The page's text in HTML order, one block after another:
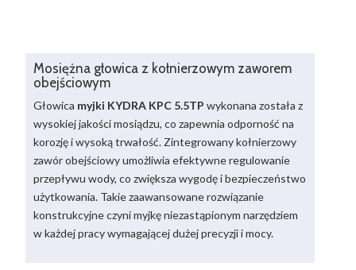
Mosiężna głowica z kołnierzowym zaworem
obejściowym
Głowica myjki KYDRA KPC 5.5TP wykonana została z
wysokiej jakości mosiądzu, co zapewnia odporność na
korozję i wysoką trwałość. Zintegrowany kołnierzowy
zawór obejściowy umożliwia efektywne regulowanie
przepływu wody, co zwiększa wygodę i bezpieczeństwo
użytkowania. Takie zaawansowane rozwiązanie
konstrukcyjne czyni myjkę niezastąpionym narzędziem
w każdej pracy wymagającej dużej precyzji i mocy.